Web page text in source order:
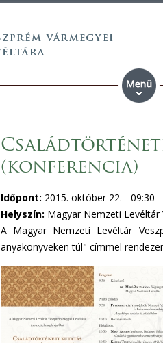
(konferencia)
Időpont: 2015. október 22. - 09:30 -
Helyszín: Magyar Nemzeti
A Magyar Nemzeti Levéltár
anyakönyveken túl" címmel